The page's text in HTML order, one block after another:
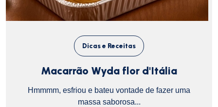
Dicas e Receitas
Macarrão Wyda flor d'Itália
Hmmmm, esfriou e bateu vontade de fazer uma
massa saborosa...